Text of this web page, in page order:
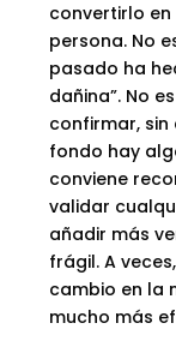
convertirlo
persona. No
pasado ha
dañina”. No
confirmar, sin
fondo hay
conviene
validar
añadir más
frágil. A
cambio en la
mucho más